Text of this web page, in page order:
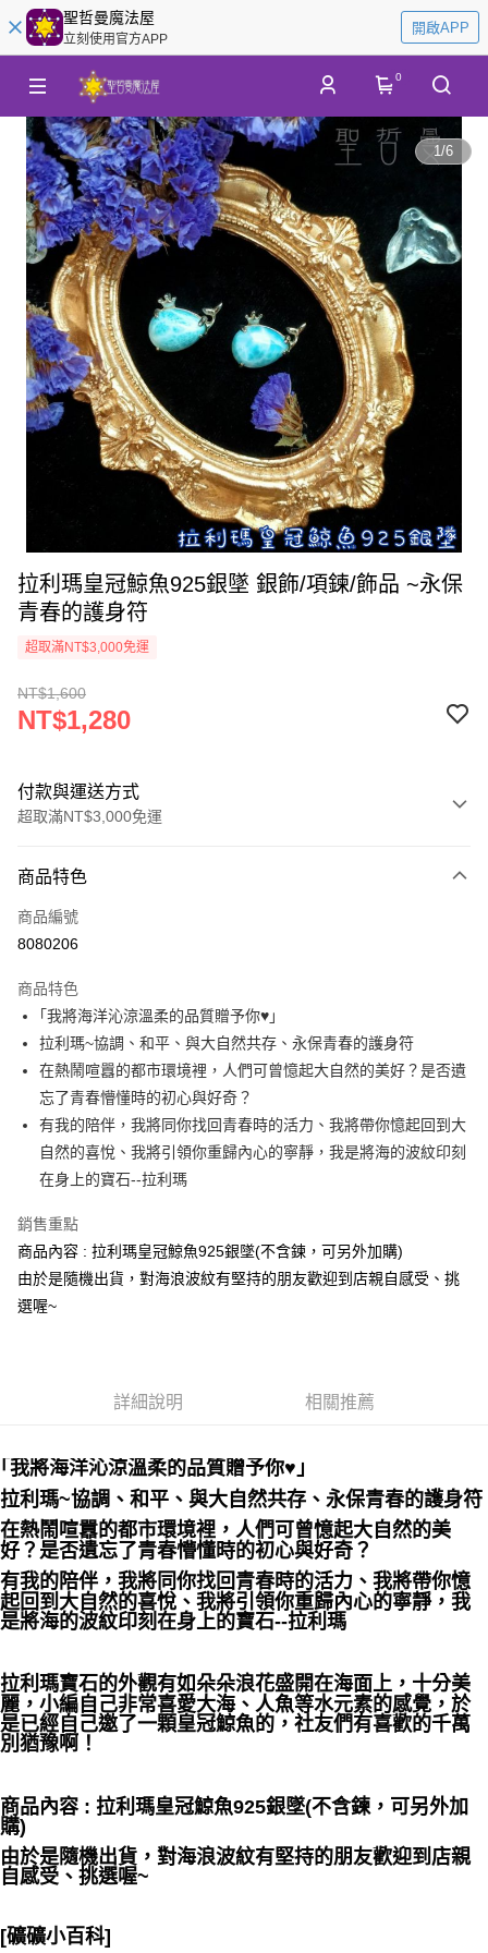
聖哲曼魔法屋
立刻使用官方APP
開啟APP
0
1/6
拉利瑪皇冠鯨魚925銀墜 銀飾/項鍊/飾品 ~永保
青春的護身符
超取滿NT$3,000免運
NT$1,600
NT$1,280
付款與運送方式
超取滿NT$3,000免運
信用卡一次付款
超商取貨付款
Apple Pay
街口支付
悠遊付
ATM付款
運送方式
全家取貨付款
每筆NT$80，滿NT$3,000(含以上)免運費
7-11取貨付款
每筆NT$80，滿NT$3,000(含以上)免運費
每筆NT$80，滿NT$3,000(含以上)免運費
付款後門市自取
免運費
商品特色
商品編號
8080206
商品特色
｢我將海洋沁涼溫柔的品質贈予你♥｣
拉利瑪~協調、和平、與大自然共存、永保青春的護身符
在熱鬧喧囂的都市環境裡，人們可曾憶起大自然的美好？是否遺
忘了青春懵懂時的初心與好奇？
有我的陪伴，我將同你找回青春時的活力、我將帶你憶起回到大
自然的喜悅、我將引領你重歸內心的寧靜，我是將海的波紋印刻
在身上的寶石--拉利瑪
銷售重點
商品內容 : 拉利瑪皇冠鯨魚925銀墜(不含鍊，可另外加購)
由於是隨機出貨，對海浪波紋有堅持的朋友歡迎到店親自感受、挑
選喔~
詳細說明 相關推薦
｢我將海洋沁涼溫柔的品質贈予你♥｣
拉利瑪~協調、和平、與大自然共存、永保青春的護身符
在熱鬧喧囂的都市環境裡，人們可曾憶起大自然的美
好？是否遺忘了青春懵懂時的初心與好奇？
有我的陪伴，我將同你找回青春時的活力、我將帶你憶
起回到大自然的喜悅、我將引領你重歸內心的寧靜，我
是將海的波紋印刻在身上的寶石--拉利瑪
拉利瑪寶石的外觀有如朵朵浪花盛開在海面上，十分美
麗，小編自己非常喜愛大海、人魚等水元素的感覺，於
是已經自己邀了一顆皇冠鯨魚的，社友們有喜歡的千萬
別猶豫啊！
商品內容 : 拉利瑪皇冠鯨魚925銀墜(不含鍊，可另外加
購)
由於是隨機出貨，對海浪波紋有堅持的朋友歡迎到店親
自感受、挑選喔~
[礦礦小百科]